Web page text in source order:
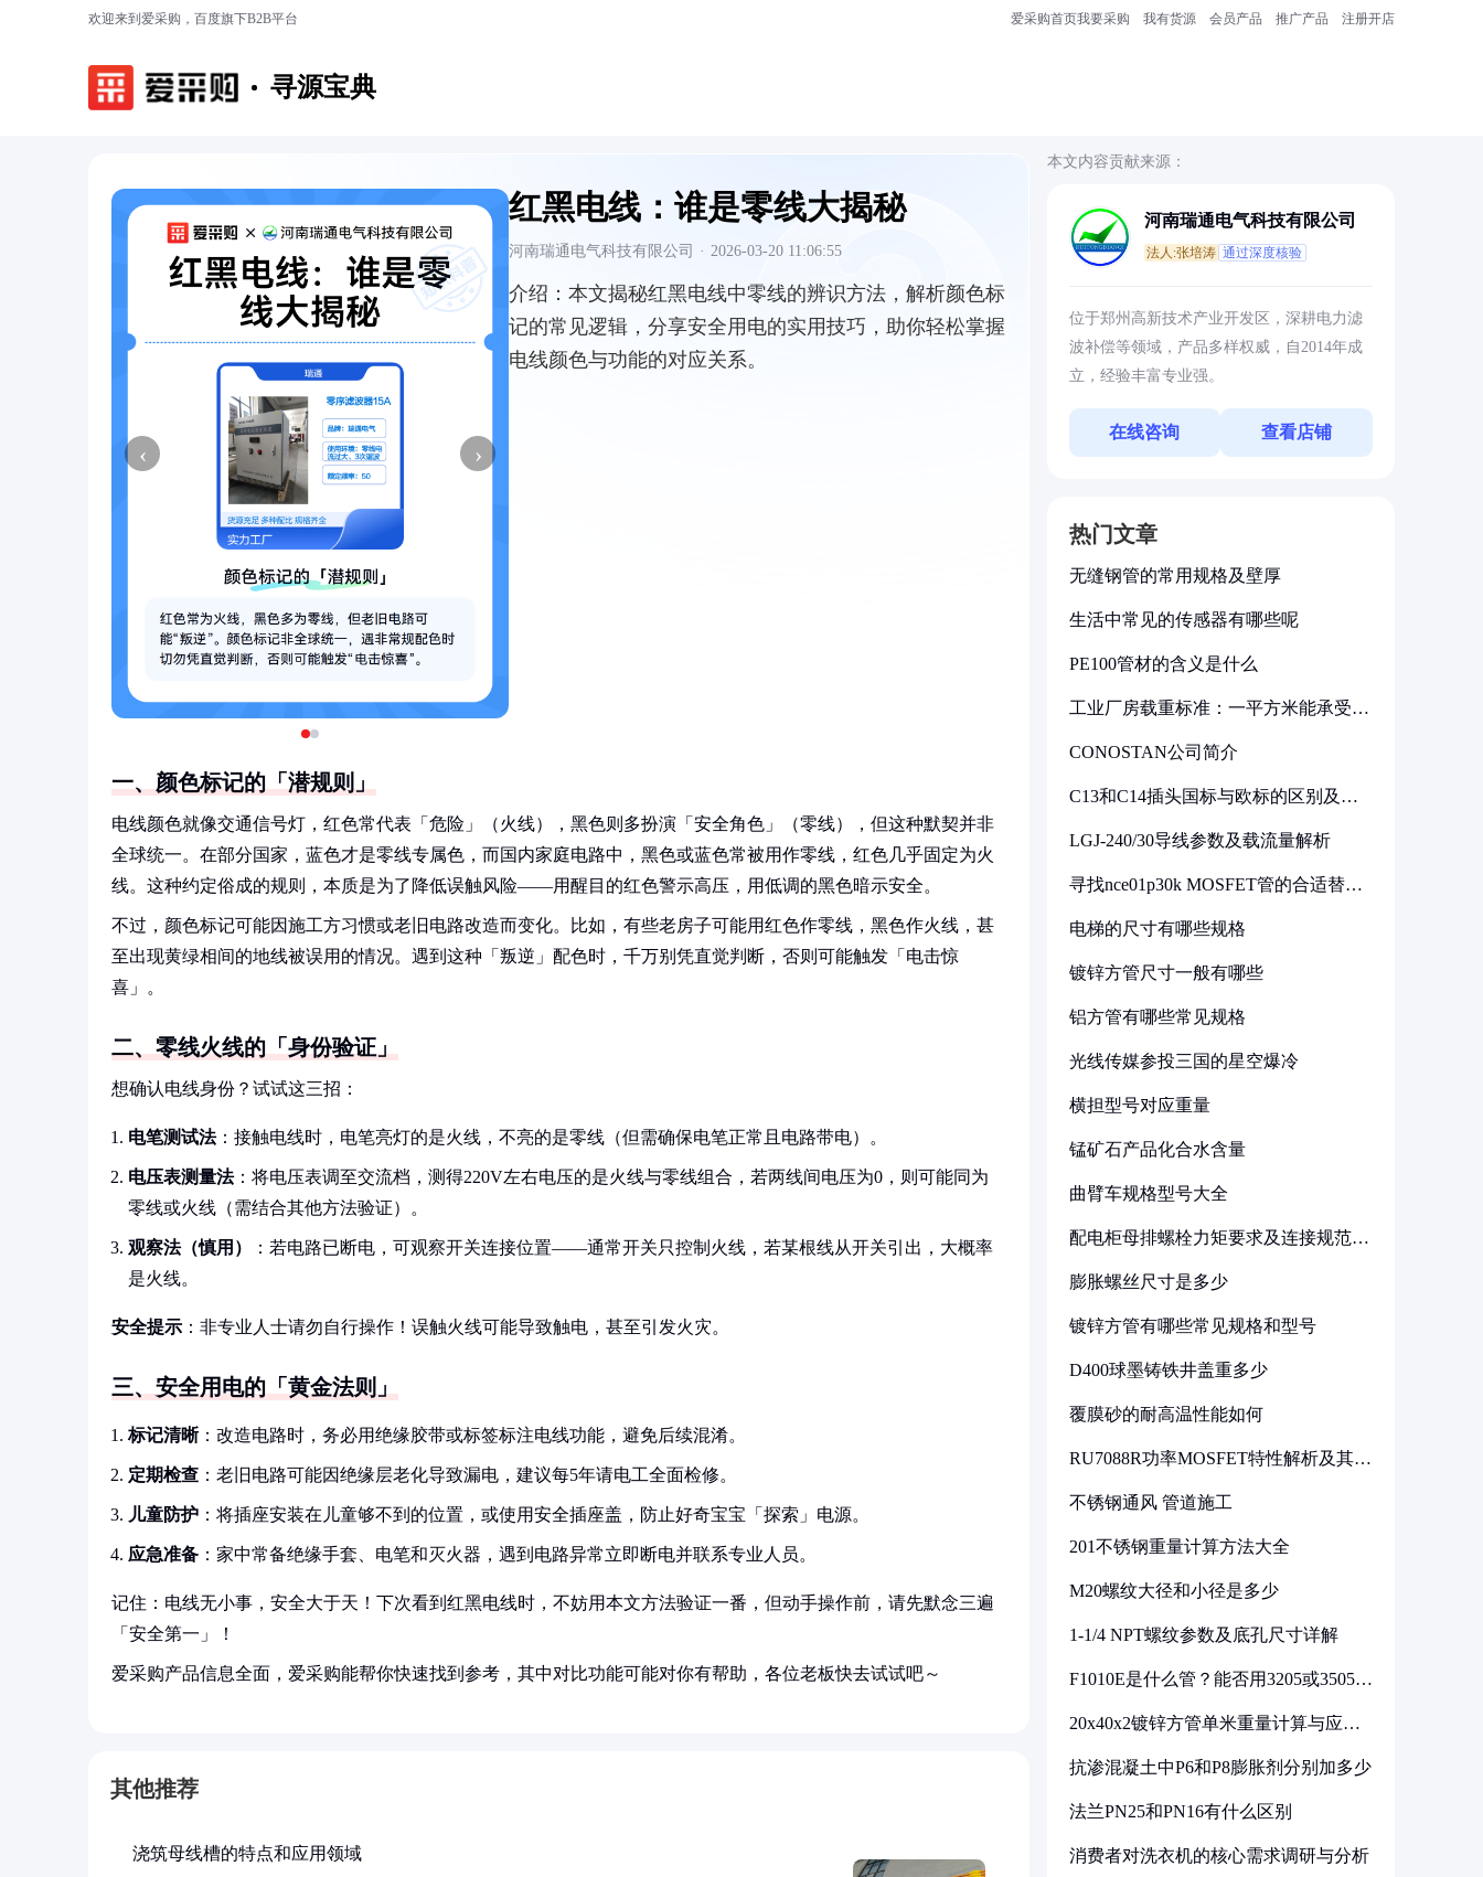
欢迎来到爱采购，百度旗下B2B平台 爱采购首页我要采购 我有货源 会员产品 推广产品 注册开店
寻源宝典
‹ ›
红黑电线：谁是零线大揭秘
河南瑞通电气科技有限公司 · 2026-03-20 11:06:55
介绍： 本文揭秘红黑电线中零线的辨识方法，解析颜色标
记的常见逻辑，分享安全用电的实用技巧，助你轻松掌握
电线颜色与功能的对应关系。
一、颜色标记的「潜规则」
电线颜色就像交通信号灯，红色常代表「危险」（火线），黑色则多扮演「安全角色」（零线），但这种默契并非
全球统一。在部分国家，蓝色才是零线专属色，而国内家庭电路中，黑色或蓝色常被用作零线，红色几乎固定为火
线。这种约定俗成的规则，本质是为了降低误触风险——用醒目的红色警示高压，用低调的黑色暗示安全。
不过，颜色标记可能因施工方习惯或老旧电路改造而变化。比如，有些老房子可能用红色作零线，黑色作火线，甚
至出现黄绿相间的地线被误用的情况。遇到这种「叛逆」配色时，千万别凭直觉判断，否则可能触发「电击惊
喜」。
二、零线火线的「身份验证」
想确认电线身份？试试这三招：
电笔测试法：接触电线时，电笔亮灯的是火线，不亮的是零线（但需确保电笔正常且电路带电）。
电压表测量法：将电压表调至交流档，测得220V左右电压的是火线与零线组合，若两线间电压为0，则可能同为
零线或火线（需结合其他方法验证）。
观察法（慎用）
：若电路已断电，可观察开关连接位置——通常开关只控制火线，若某根线从开关引出，大概率
是火线。
安全提示 ：非专业人士请勿自行操作！误触火线可能导致触电，甚至引发火灾。
三、安全用电的「黄金法则」
标记清晰：改造电路时，务必用绝缘胶带或标签标注电线功能，避免后续混淆。
定期检查 ：老旧电路可能因绝缘层老化导致漏电，建议每5年请电工全面检修。
儿童防护 ：将插座安装在儿童够不到的位置，或使用安全插座盖，防止好奇宝宝「探索」电源。
应急准备 ：家中常备绝缘手套、电笔和灭火器，遇到电路异常立即断电并联系专业人员。
记住：电线无小事，安全大于天！下次看到红黑电线时，不妨用本文方法验证一番，但动手操作前，请先默念三遍
「安全第一」！
爱采购产品信息全面，爱采购能帮你快速找到参考，其中对比功能可能对你有帮助，各位老板快去试试吧～
其他推荐
浇筑母线槽的特点和应用领域
本文内容贡献来源：
河南瑞通电气科技有限公司
法人:张培涛 通过深度核验
位于郑州高新技术产业开发区，深耕电力滤
波补偿等领域，产品多样权威，自2014年成
立，经验丰富专业强。
在线咨询 查看店铺
热门文章
无缝钢管的常用规格及壁厚
生活中常见的传感器有哪些呢
PE100管材的含义是什么
工业厂房载重标准：一平方米能承受多
CONOSTAN公司简介
C13和C14插头国标与欧标的区别及其
LGJ-240/30导线参数及载流量解析
寻找nce01p30k MOSFET管的合适替代
电梯的尺寸有哪些规格
镀锌方管尺寸一般有哪些
铝方管有哪些常见规格
光线传媒参投三国的星空爆冷
横担型号对应重量
锰矿石产品化合水含量
曲臂车规格型号大全
配电柜母排螺栓力矩要求及连接规范详
膨胀螺丝尺寸是多少
镀锌方管有哪些常见规格和型号
D400球墨铸铁井盖重多少
覆膜砂的耐高温性能如何
RU7088R功率MOSFET特性解析及其在
不锈钢通风 管道施工
201不锈钢重量计算方法大全
M20螺纹大径和小径是多少
1-1/4 NPT螺纹参数及底孔尺寸详解
F1010E是什么管？能否用3205或3505代
20x40x2镀锌方管单米重量计算与应用
抗渗混凝土中P6和P8膨胀剂分别加多少
法兰PN25和PN16有什么区别
消费者对洗衣机的核心需求调研与分析